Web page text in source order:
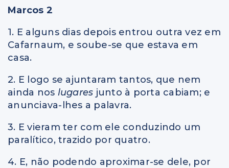
Marcos 2
1. E alguns dias depois entrou outra vez em
Cafarnaum, e soube-se que estava em
casa.
2. E logo se ajuntaram tantos, que nem
ainda nos lugares junto à porta cabiam; e
anunciava-lhes a palavra.
3. E vieram ter com ele conduzindo um
paralítico, trazido por quatro.
4. E, não podendo aproximar-se dele, por